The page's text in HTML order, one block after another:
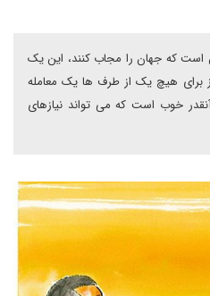
که جهان را مجاب کنند، این یک
برای هیچ یک از طرف ها یک معامله
خوب است که می تواند نیازهای